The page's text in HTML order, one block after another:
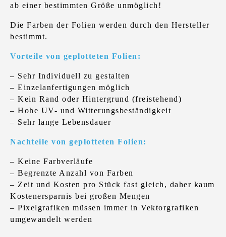
ab einer bestimmten Größe unmöglich!
Die Farben der Folien werden durch den Hersteller
bestimmt.
Vorteile von geplotteten Folien:
– Sehr Individuell zu gestalten
– Einzelanfertigungen möglich
– Kein Rand oder Hintergrund (freistehend)
– Hohe UV- und Witterungsbeständigkeit
– Sehr lange Lebensdauer
Nachteile von geplotteten Folien:
– Keine Farbverläufe
– Begrenzte Anzahl von Farben
– Zeit und Kosten pro Stück fast gleich, daher kaum
Kostenersparnis bei großen Mengen
– Pixelgrafiken müssen immer in Vektorgrafiken
umgewandelt werden